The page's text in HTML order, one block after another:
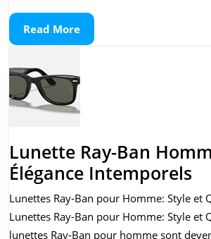
Read MoreRead
More
Lunette Ray-Ban
Élégance Intemporels
Lunettes Ray-Ban pour Homme: Style et
Lunettes Ray-Ban pour Homme: Style et
lunettes Ray-Ban pour homme sont